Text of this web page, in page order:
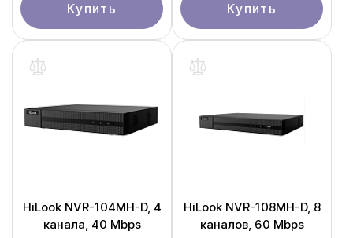
Купить Купить
HiLook NVR-104MH-D, 4
канала, 40 Mbps
HiLook NVR-108MH-D, 8
каналов, 60 Mbps